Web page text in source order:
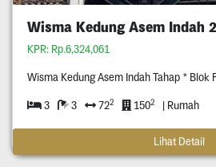
Wisma Kedung Asem Indah
KPR: Rp.6,324,061
Wisma Kedung Asem Indah Tahap * Blok
3 3 722 1502 | Rumah
Lihat Detail